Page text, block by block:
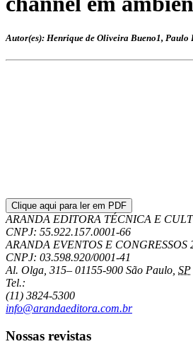
Autor(es): Henrique de Oliveira Bueno1,
Clique aqui para ler em PDF
ARANDA EDITORA TÉCNICA E
CNPJ: 55.922.157.0001-66
ARANDA EVENTOS E CONGRESSOS
CNPJ: 03.598.920/0001-41
Al. Olga, 315– 01155-900 São Paulo, SP
Tel.:
(11) 3824-5300
info@arandaeditora.com.br
Nossas revistas